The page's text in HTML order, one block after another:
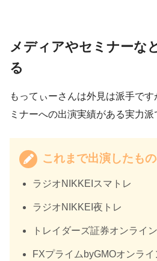
メディアやセミナーな
る
もってぃーさんは外見は派手で
ミナーへの出演実績がある実力派
これまで出演したも
ラジオNIKKEIスマトレ
ラジオNIKKEI夜トレ
トレイダーズ証券オンライ
FXプライムbyGMOオンラ